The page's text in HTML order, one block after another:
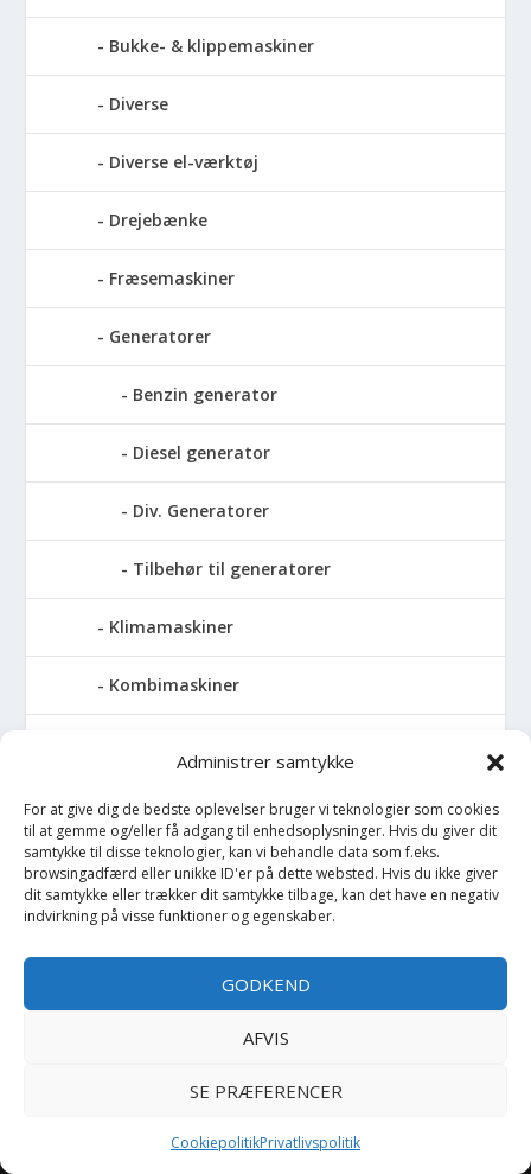
Administrer samtykke
For at give dig de bedste oplevelser bruger vi teknologier som cookies
til at gemme og/eller få adgang til enhedsoplysninger. Hvis du giver dit
samtykke til disse teknologier, kan vi behandle data som f.eks.
browsingadfærd eller unikke ID'er på dette websted. Hvis du ikke giver
dit samtykke eller trækker dit samtykke tilbage, kan det have en negativ
indvirkning på visse funktioner og egenskaber.
GODKEND
AFVIS
SE PRÆFERENCER
CookiepolitikPrivatlivspolitik
Bukke- & klippemaskiner
Diverse
Diverse el-værktøj
Drejebænke
Fræsemaskiner
Generatorer
Benzin generator
Diesel generator
Div. Generatorer
Tilbehør til generatorer
Klimamaskiner
Kombimaskiner
Pressemaskiner
Save
Slibemaskiner
Søjlebore- & bænkboremaskiner
Copyright BilligtByg.dk -Cookie politik-Privatlivspolitik